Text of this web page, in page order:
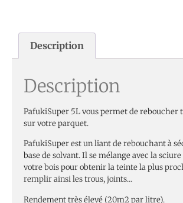
Description
Description
PafukiSuper 5L vous permet de reboucher
sur votre parquet.
PafukiSuper est un liant de rebouchant à
base de solvant. Il se mélange avec la
votre bois pour obtenir la teinte la plus
remplir ainsi les trous, joints…
Rendement très élevé (20m2 par litre).